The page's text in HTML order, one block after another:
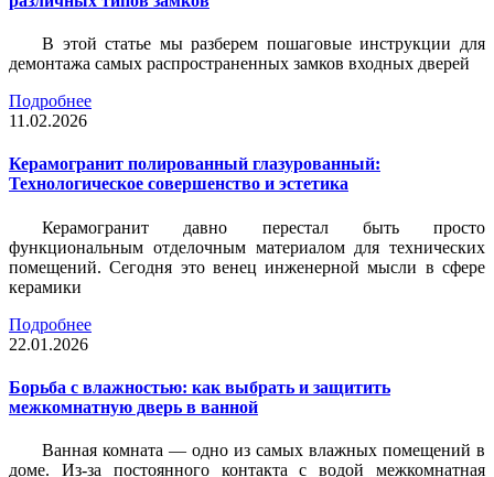
В этой статье мы разберем пошаговые инструкции для
демонтажа самых распространенных замков входных дверей
Подробнее
11.02.2026
Керамогранит полированный глазурованный:
Технологическое совершенство и эстетика
Керамогранит давно перестал быть просто
функциональным отделочным материалом для технических
помещений. Сегодня это венец инженерной мысли в сфере
керамики
Подробнее
22.01.2026
Борьба с влажностью: как выбрать и защитить
межкомнатную дверь в ванной
Ванная комната — одно из самых влажных помещений в
доме. Из-за постоянного контакта с водой межкомнатная